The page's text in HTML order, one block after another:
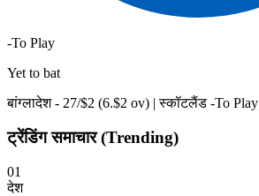
-To Play
Yet to bat
बांग्लादेश - 27/$2 (6.$2 ov) | स्कॉटलैंड -To Play
ट्रेंडिंग समाचार (Trending)
01
देश